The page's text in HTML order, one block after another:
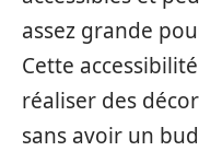
assez grande
Cette
réaliser des
sans avoir un